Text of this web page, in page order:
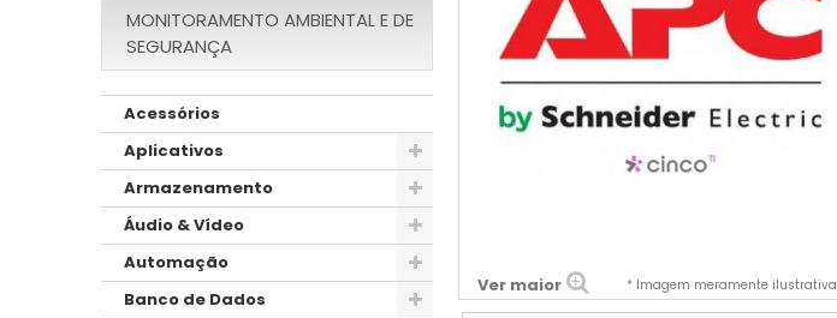
MONITORAMENTO AMBIENTAL E DE
SEGURANÇA
Acessórios
Aplicativos
Armazenamento
Áudio & Vídeo
Automação
Banco de Dados
Ver maior * Imagem meramente ilustrativa